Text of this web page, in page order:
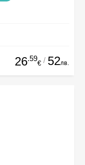
26.59
€ / 52лв.